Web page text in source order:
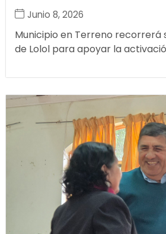
Junio 8, 2026
Municipio en Terreno recorrerá
de Lolol para apoyar la